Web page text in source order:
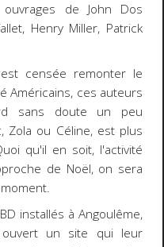
de John Dos
Henry Miller, Patrick
censée remonter le
Américains, ces auteurs
sans doute un peu
Zola ou Céline, est plus
qu'il en soit, l'activité
de Noël, on sera
installés à Angoulême,
un site qui leur